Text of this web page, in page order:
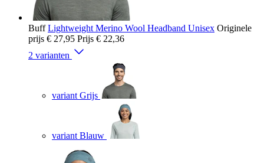
Buff Lightweight Merino Wool Headband Unisex Originele
prijs € 27,95 Prijs € 22,36
2 varianten
variant Grijs
variant Blauw